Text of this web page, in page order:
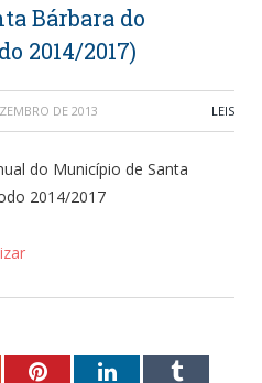
Bárbara do
2014/2017)
DE 2013 LEIS
do Município de Santa
2014/2017
PinterestLinkedInTumblr